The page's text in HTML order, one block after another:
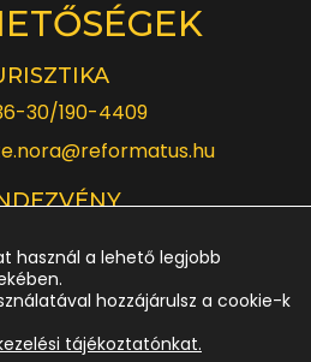
30/190-4409
használ a lehető legjobb
hozzájárulsz a cookie-k
tájékoztatónkat.